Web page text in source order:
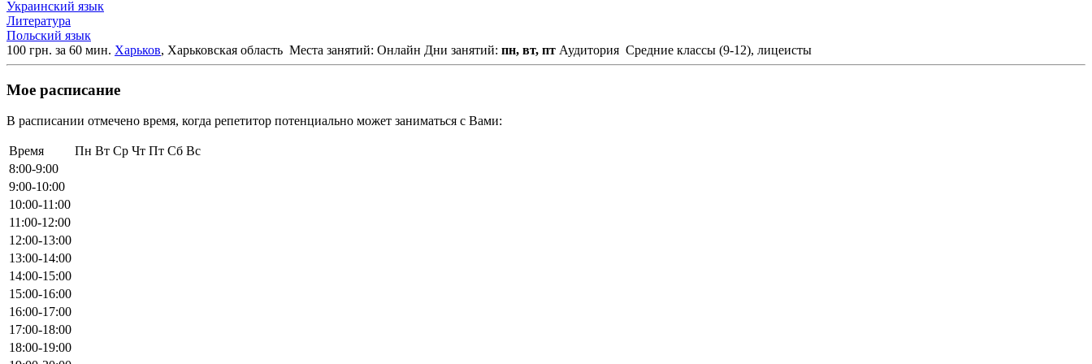
Украинский язык
Литература
Польский язык
100 грн. за 60 мин. Харьков, Харьковская область Места занятий: Онлайн Дни занятий: пн, вт, пт Аудитория Средние классы (9-12), лицеисты
Мое расписание
В расписании отмечено время, когда репетитор потенциально может заниматься с Вами:
Время Пн Вт Ср Чт Пт Сб Вс
8:00-9:00
9:00-10:00
10:00-11:00
11:00-12:00
12:00-13:00
13:00-14:00
14:00-15:00
15:00-16:00
16:00-17:00
17:00-18:00
18:00-19:00